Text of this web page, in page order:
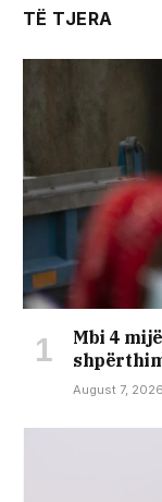
TË TJERA
Mbi 4
August 7, 2026